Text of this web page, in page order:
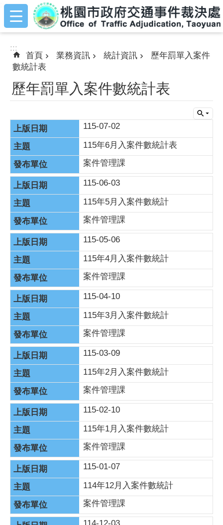
跳到主要內容區塊
:::
:::
首頁 業務資訊 統計資訊
歷年罰單入案件
數統計表
歷年罰單入案件數統計表
115-07-02
115年6月入案件數統計表
案件管理課
115-06-03
115年5月入案件數統計
案件管理課
115-05-06
115年4月入案件數統計
案件管理課
115-04-10
115年3月入案件數統計
案件管理課
115-03-09
115年2月入案件數統計
案件管理課
115-02-10
115年1月入案件數統計
案件管理課
115-01-07
114年12月入案件數統計
案件管理課